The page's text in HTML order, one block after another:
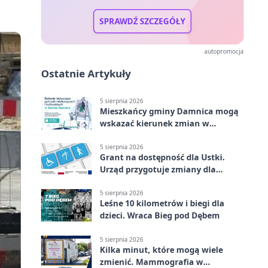
SPRAWDŹ SZCZEGÓŁY
autopromocja
Ostatnie Artykuły
5 sierpnia 2026
Mieszkańcy gminy Damnica mogą
wskazać kierunek zmian w
5 sierpnia 2026
Grant na dostępność dla Ustki.
Urząd przygotuje zmiany dla
5 sierpnia 2026
Leśne 10 kilometrów i biegi dla
dzieci. Wraca Bieg pod Dębem
5 sierpnia 2026
Kilka minut, które mogą wiele
zmienić. Mammografia w